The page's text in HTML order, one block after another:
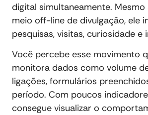
digital simultaneamente. Mesmo
meio off-line de divulgação, ele
pesquisas, visitas, curiosidade e
Você percebe esse movimento
monitora dados como volume
ligações, formulários
período. Com poucos
consegue visualizar o